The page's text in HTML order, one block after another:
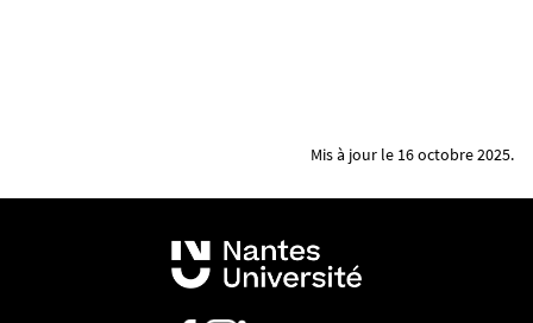
Mis à jour le 16 octobre 2025.